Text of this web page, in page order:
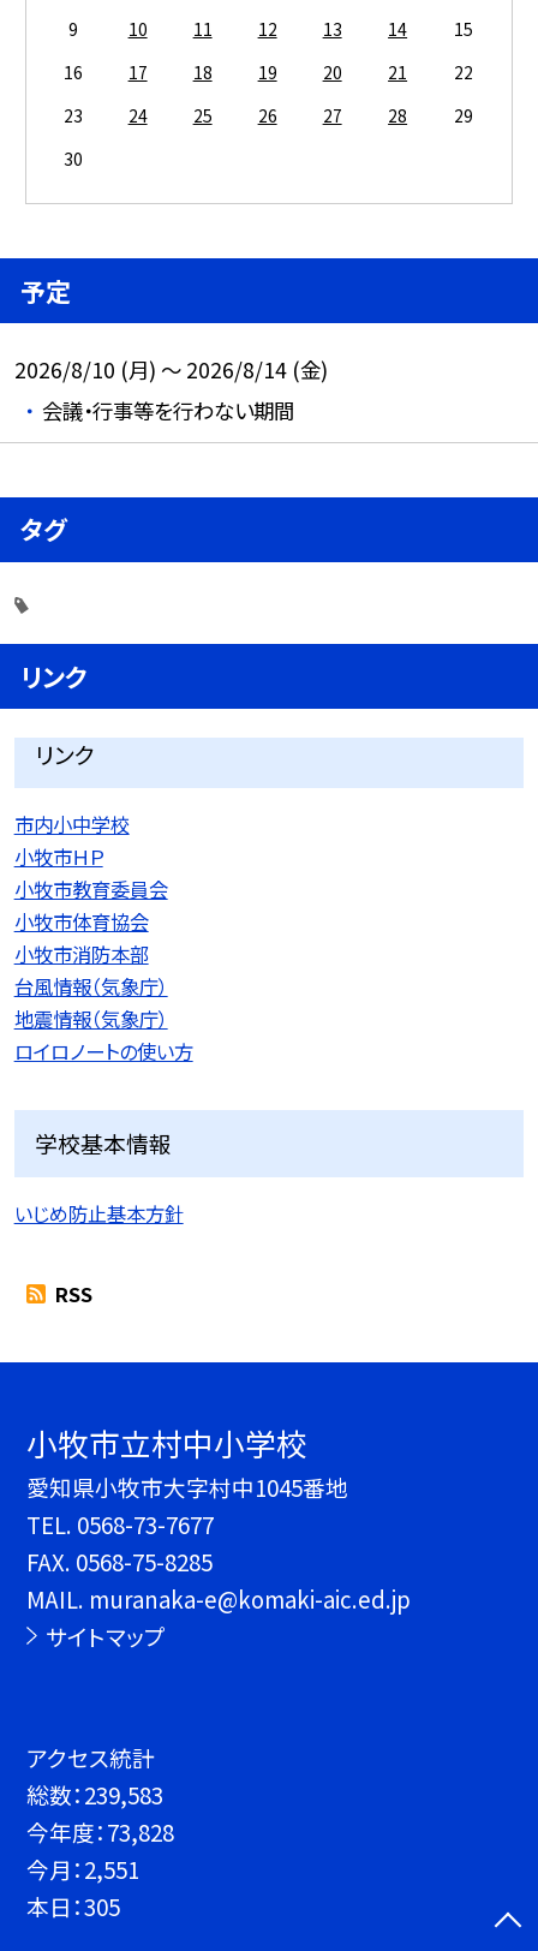
9
10 11 12 13 14
15
16
17 18 19 20 21
22
23
24 25 26 27 28
29
30
予定
2026/8/10 (月) ～ 2026/8/14 (金)
会議・行事等を行わない期間
タグ
リンク
リンク
市内小中学校
小牧市ＨＰ
小牧市教育委員会
小牧市体育協会
小牧市消防本部
台風情報（気象庁）
地震情報（気象庁）
ロイロノートの使い方
学校基本情報
いじめ防止基本方針
RSS
小牧市立村中小学校
愛知県小牧市大字村中1045番地
TEL. 0568-73-7677
FAX. 0568-75-8285
MAIL. muranaka-e@komaki-aic.ed.jp
サイトマップ
アクセス統計
総数：239,583
今年度：73,828
今月：2,551
本日：305